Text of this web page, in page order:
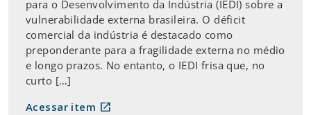
para o Desenvolvimento da Indústria (IEDI) sobre a
vulnerabilidade externa brasileira. O déficit
comercial da indústria é destacado como
preponderante para a fragilidade externa no médio
e longo prazos. No entanto, o IEDI frisa que, no
curto […]
Acessar item open_in_new